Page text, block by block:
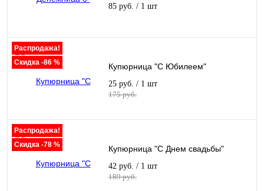
85 руб. / 1 шт
Распродажа!
Скидка -86 %
Купюрница "С Юбилеем"
25 руб. / 1 шт
175 руб.
Распродажа!
Скидка -78 %
Купюрница "С Днем свадьбы"
42 руб. / 1 шт
189 руб.